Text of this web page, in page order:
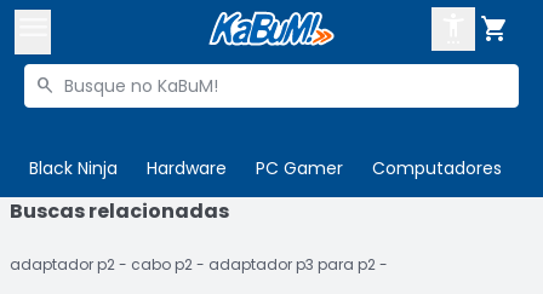

Buscar produtos

Black Ninja Hardware PC Gamer Computadores

 Departamentos ENTRE
Buscas relacionadas
adaptador p2 cabo p2
adaptador p3 para p2